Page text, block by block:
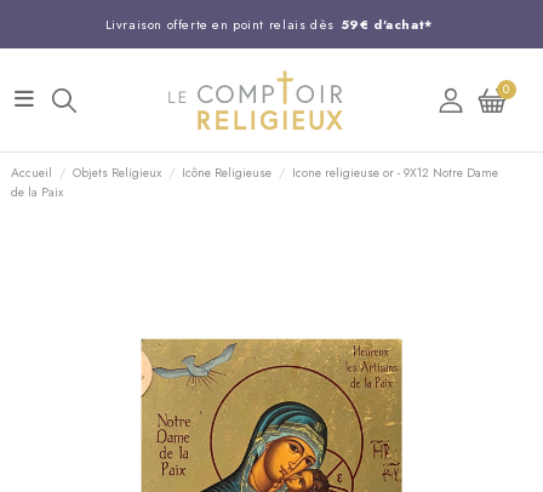
Livraison offerte en point relais dès 59€ d'achat*
Entreprise Française familiale
Support client disponible au 03 20 24 74 15
Commandez avant 14H, expédition le jour même !
0
Accueil Objets Religieux Icône Religieuse
Icone religieuse or - 9X12 Notre Dame
de la Paix